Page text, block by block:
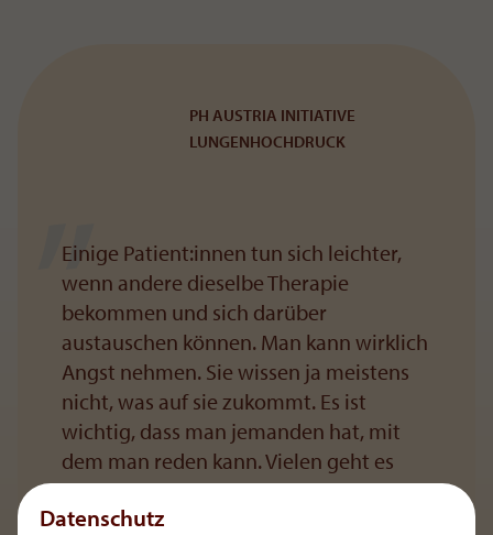
PH AUSTRIA INITIATIVE
LUNGENHOCHDRUCK
Einige Patient:innen tun sich leichter,
wenn andere dieselbe Therapie
bekommen und sich darüber
austauschen können. Man kann wirklich
Angst nehmen. Sie wissen ja meistens
nicht, was auf sie zukommt. Es ist
wichtig, dass man jemanden hat, mit
dem man reden kann. Vielen geht es
besser, wenn sie Kontakt zu einer
Selbsthilfegruppe haben.
Datenschutz